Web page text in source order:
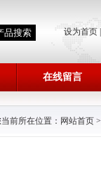
设为首页
在线留言
前所在位置： 网站首页 >